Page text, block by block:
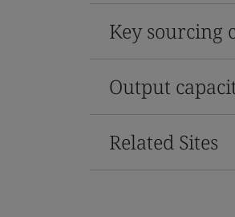
Key sourcing
Output
Related Sites